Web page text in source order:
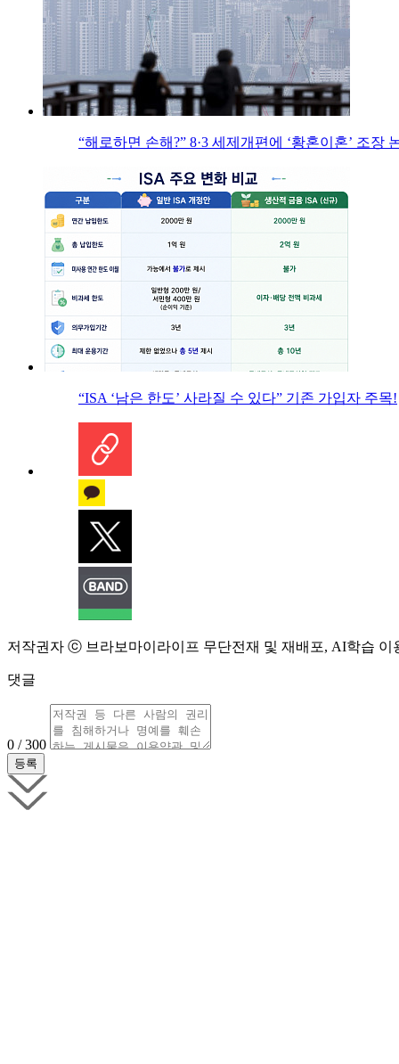
“해로하면 손해?” 8·3 세제개편에 ‘황혼이혼’ 조장
“ISA ‘남은 한도’ 사라질 수 있다” 기존 가입자 주목!
저작권자 ⓒ 브라보마이라이프 무단전재 및 재배포, AI학습 이
댓글
0 / 300